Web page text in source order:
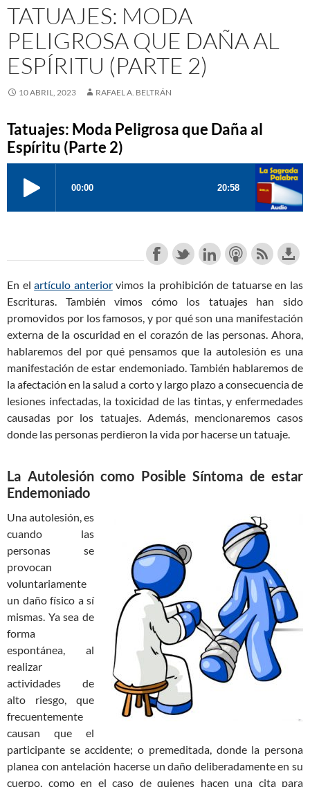
TATUAJES: MODA
PELIGROSA QUE DAÑA AL
ESPÍRITU (PARTE 2)
10 ABRIL, 2023 RAFAEL A. BELTRÁN
Tatuajes: Moda Peligrosa que Daña al
Espíritu (Parte 2)
En elartículo anteriorvimos la prohibición de tatuarse en las
Escrituras. También vimos cómo los tatuajes han sido
promovidos por los famosos, y por qué son una manifestación
externa de la oscuridad en el corazón de las personas. Ahora,
hablaremos del por qué pensamos que la autolesión es una
manifestación de estar endemoniado. También hablaremos de
la afectación en la salud a corto y largo plazo a consecuencia de
lesiones infectadas, la toxicidad de las tintas, y enfermedades
causadas por los tatuajes. Además, mencionaremos casos
donde las personas perdieron la vida por hacerse un tatuaje.
La Autolesión como Posible Síntoma de estar
Endemoniado
Una autolesión, es
cuando las
personas se
provocan
voluntariamente
un daño físico a sí
mismas. Ya sea de
forma
espontánea, al
realizar
actividades de
alto riesgo, que
frecuentemente
causan que el
participante se accidente; o premeditada, donde la persona
planea con antelación hacerse un daño deliberadamente en su
cuerpo, como en el caso de quienes hacen una cita para